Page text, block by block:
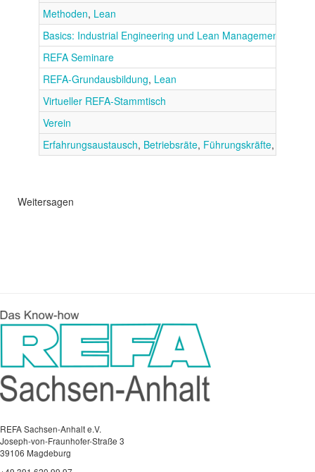
Methoden, Lean
Basics: Industrial Engineering und Lean Management
REFA Seminare
REFA-Grundausbildung, Lean
Virtueller REFA-Stammtisch
Verein
Erfahrungsaustausch, Betriebsräte, Führungskräfte,
Weitersagen
REFA Sachsen-Anhalt e.V.
Joseph-von-Fraunhofer-Straße 3
39106 Magdeburg